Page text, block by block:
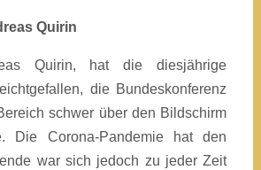
Quirin
Quirin, hat die diesjährige
die Bundeskonferenz
schwer über den Bildschirm
Die Corona-Pandemie hat den
war sich jedoch zu jeder Zeit